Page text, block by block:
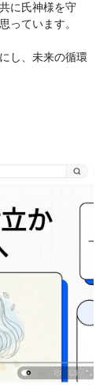
に氏神様を守
っています。
し、未来の循環